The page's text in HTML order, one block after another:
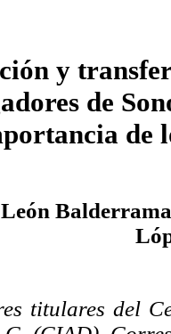
y
de
de
titulares del